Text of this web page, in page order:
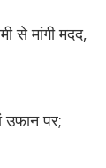
से मांगी मदद,
उफान पर;